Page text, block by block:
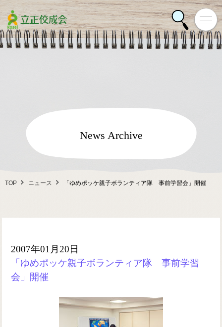
News Archive
TOP ニュース 「ゆめポッケ親子ボランティア隊 事前学習会」開催
2007年01月20日
「ゆめポッケ親子ボランティア隊 事前学習
会」開催